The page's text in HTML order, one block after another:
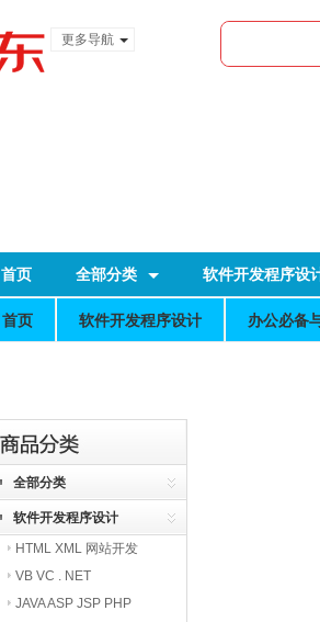
更多导航
首页 全部分类 软件开发程序设
首页 软件开发程序设计 办公必备
全部分类
软件开发程序设计
HTML XML 网站开发
VB VC . NET
JAVA ASP JSP PHP